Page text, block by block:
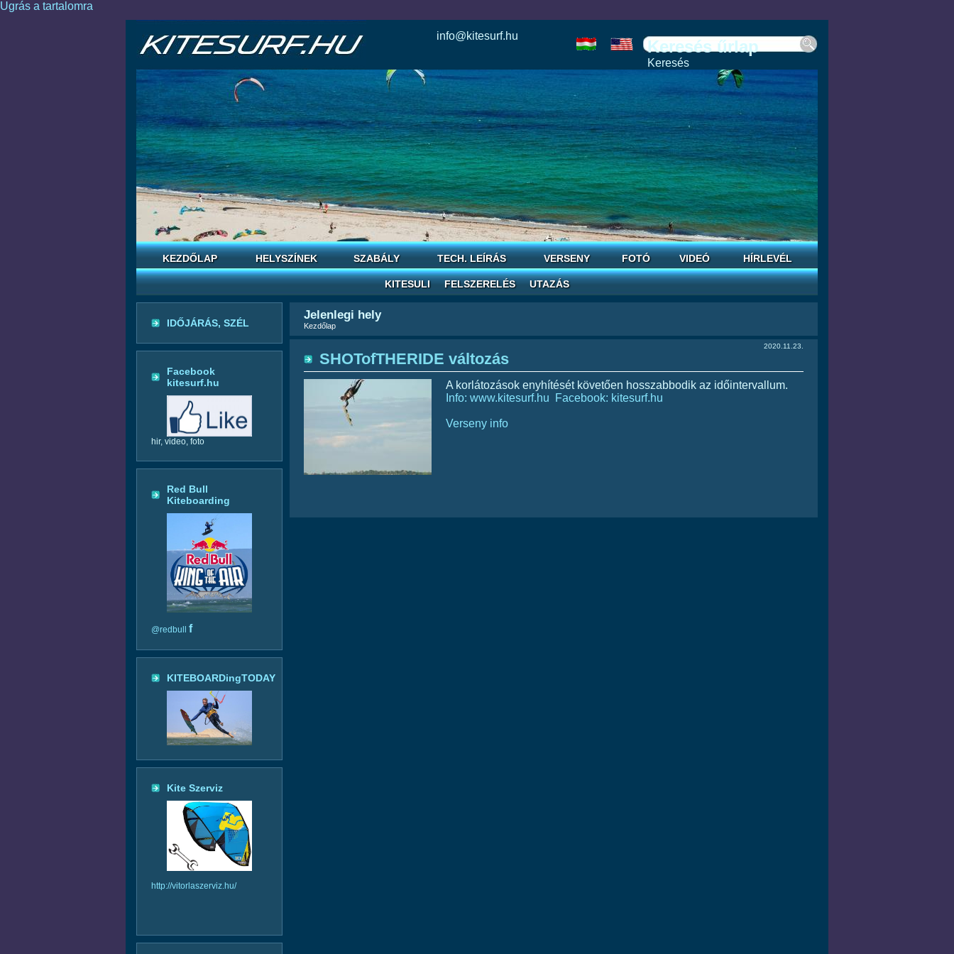
Ugrás a tartalomra
info@kitesurf.hu
Keresés űrlap
Keresés
esle
today
horoscope
reddit
save
KEZDŐLAP HELYSZÍNEK SZABÁLY TECH. LEÍRÁS VERSENY FOTÓ VIDEÓ HÍRLEVÉL
KITESULI FELSZERELÉS UTAZÁS
IDŐJÁRÁS, SZÉL
Facebook
kitesurf.hu
hir, video, foto
Red Bull
Kiteboarding
@redbull f
KITEBOARDingTODAY
Kite Szerviz
http://vitorlaszerviz.hu/
Jelenlegi hely
Kezdőlap
2020.11.23.
SHOTofTHERIDE változás
A korlátozások enyhítését követően hosszabbodik az időintervallum.
Info: www.kitesurf.hu
Facebook: kitesurf.hu
Verseny info